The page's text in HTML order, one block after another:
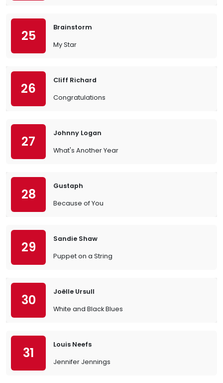
25
Brainstorm
My Star
26
Cliff Richard
Congratulations
27
Johnny Logan
What's Another Year
28
Gustaph
Because of You
29
Sandie Shaw
Puppet on a String
30
Joëlle Ursull
White and Black Blues
31
Louis Neefs
Jennifer Jennings